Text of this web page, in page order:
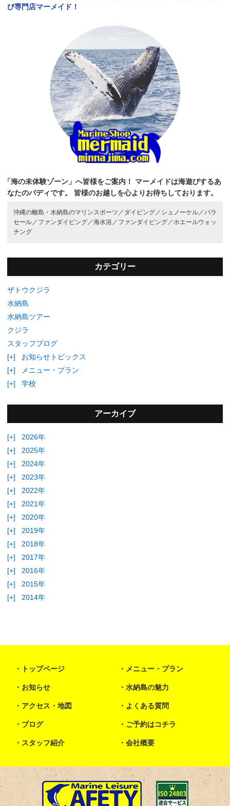
び専門店マーメイド！
「海の未体験ゾーン」へ皆様をご案内！
マーメイドは海遊びするあ
なたのバディです。
皆様のお越しを心よりお待ちしております。
沖縄の離島・水納島のマリンスポーツ／ ダイビング／ シュノーケル／パラ
セール／ ファンダイビング／海水浴／ ファンダイビング／ホエールウォッ
チング
カテゴリー
ザトウクジラ
水納島
水納島ツアー
クジラ
スタッフブログ
[+]
お知らせトピックス
[+]
メニュー・プラン
[+]
学校
アーカイブ
[+]
2026年
[+]
2025年
[+]
2024年
[+]
2023年
[+]
2022年
[+]
2021年
[+]
2020年
[+]
2019年
[+]
2018年
[+]
2017年
[+]
2016年
[+]
2015年
[+]
2014年
トップページ メニュー・プラン
お知らせ 水納島の魅力
アクセス・地図 よくある質問
ブログ ご予約はコチラ
スタッフ紹介 会社概要